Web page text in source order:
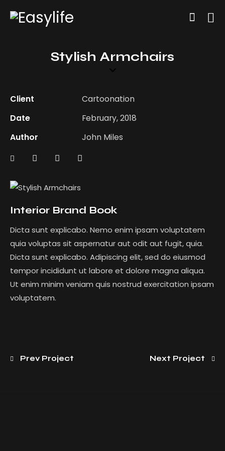
Stylish Armchairs
Interior Brand Book
Dicta sunt explicabo. Nemo enim ipsam voluptatem
quia voluptas sit aspernatur aut odit aut fugit, quia.
Dicta sunt explicabo. Adipiscing elit, sed do eiusmod
tempor incididunt ut labore et dolore magna aliqua.
Ut enim minim veniam quis nostrud exercitation ipsam
voluptatem.
Client
Cartoonation
Date
February, 2018
Author
John Miles
Prev Project Next Project